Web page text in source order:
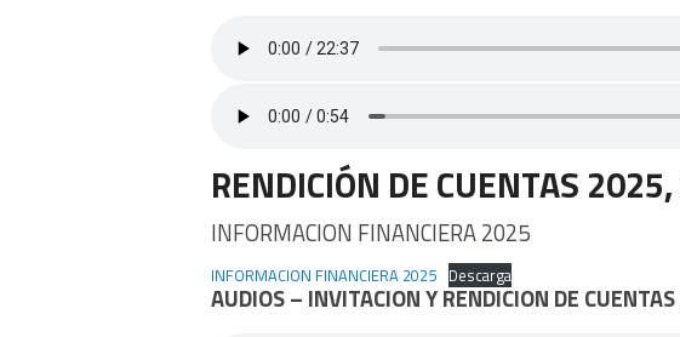
RENDICIÓN DE CUENTAS 2025,
INFORMACION FINANCIERA 2025
INFORMACION FINANCIERA 2025 Descarga
AUDIOS – INVITACION Y RENDICION DE CUENTAS